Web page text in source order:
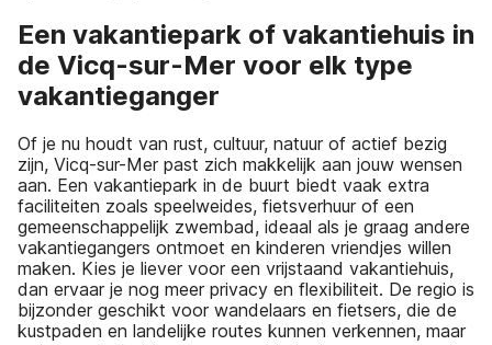
Een vakantiepark of vakantiehuis in
de Vicq-sur-Mer voor elk type
vakantieganger
Of je nu houdt van rust, cultuur, natuur of actief bezig
zijn, Vicq-sur-Mer past zich makkelijk aan jouw wensen
aan. Een vakantiepark in de buurt biedt vaak extra
faciliteiten zoals speelweides, fietsverhuur of een
gemeenschappelijk zwembad, ideaal als je graag andere
vakantiegangers ontmoet en kinderen vriendjes willen
maken. Kies je liever voor een vrijstaand vakantiehuis,
dan ervaar je nog meer privacy en flexibiliteit. De regio is
bijzonder geschikt voor wandelaars en fietsers, die de
kustpaden en landelijke routes kunnen verkennen, maar